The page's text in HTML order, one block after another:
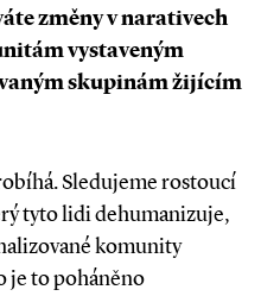
změny v narativech
vystaveným
skupinám žijícím
Sledujeme rostoucí
tyto lidi dehumanizuje,
komunity
je to poháněno